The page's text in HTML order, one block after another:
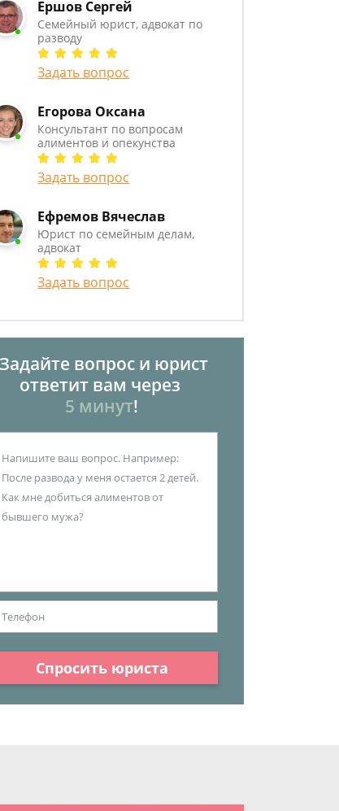
Ершов Сергей
Семейный юрист, адвокат по
разводу
Задать вопрос
Егорова Оксана
Консультант по вопросам
алиментов и опекунства
Задать вопрос
Ефремов Вячеслав
Юрист по семейным делам,
адвокат
Задать вопрос
Задайте вопрос и юрист
ответит вам через
5 минут!
Спросить юриста